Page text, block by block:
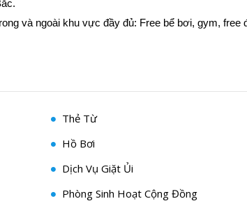
và ngoài khu vực đầy đủ: Free bể bơi, gym, free
Thẻ Từ
Hồ Bơi
Dịch Vụ Giặt Ủi
Phòng Sinh Hoạt Cộng Đồng